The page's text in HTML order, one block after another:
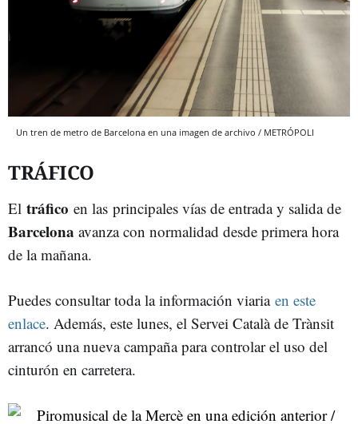
Un tren de metro de Barcelona en una imagen de archivo / METRÓPOLI
TRÁFICO
El tráfico en las principales vías de entrada y salida de
Barcelona avanza con normalidad desde primera hora
de la mañana.
Puedes consultar toda la información viaria en este
enlace. Además, este lunes, el Servei Català de Trànsit
arrancó una nueva campaña para controlar el uso del
cinturón en carretera.